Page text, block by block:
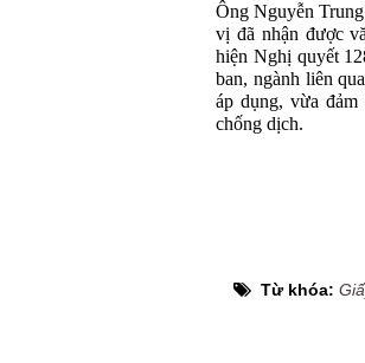
Ông Nguyễn
vị đã nhận được
hiện Nghị quyết
ban, ngành liên
áp dụng, vừa
chống dịch.
Từ khóa: